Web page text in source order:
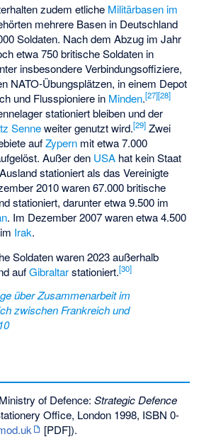
zudem etliche Militärbasen im
mehrere Basen in Deutschland
Soldaten. Nach dem Abzug im Jahr
etwa 750 britische Soldaten in
insbesondere Verbindungsoffiziere,
NATO-Übungsplätzen, in einem Depot
und Flusspioniere in Minden.[27][28]
stationiert bleiben und der
Senneweiter genutzt wird.[29] Zwei
aufZypern mit etwa 7.000
Außer den USA hat kein Staat
stationiert als das Vereinigte
2010 waren 67.000 britische
stationiert, darunteretwa 9.500 im
. Im Dezember 2007 waren etwa 4.500
Irak.
Soldaten waren 2023 außerhalb
aufGibraltarstationiert.[30]
über Zusammenarbeit im
zwischen Frankreich und
of Defence: Strategic Defence
Office, London 1998, ISBN 0-
[PDF]).